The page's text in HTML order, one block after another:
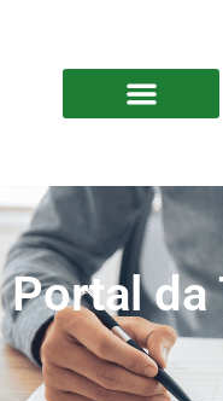
Portal da